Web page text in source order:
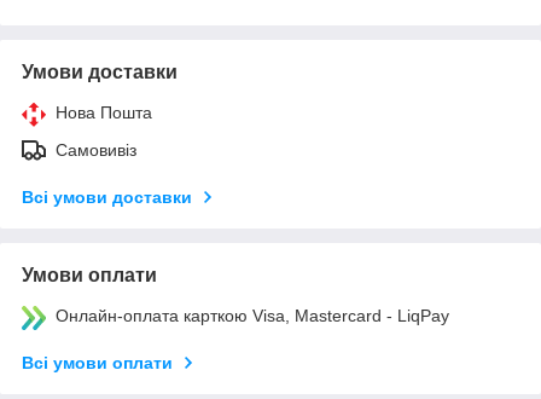
Умови доставки
Нова Пошта
Самовивіз
Всі умови доставки
Умови оплати
Онлайн-оплата карткою Visa, Mastercard - LiqPay
Всі умови оплати